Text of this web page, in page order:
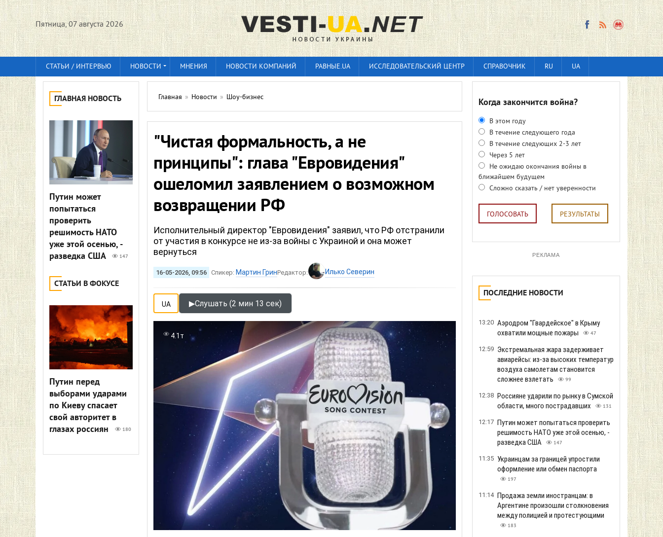
Пятница, 07 августа 2026
СТАТЬИ / ИНТЕРВЬЮ НОВОСТИ МНЕНИЯ НОВОСТИ КОМПАНИЙ РАВНЫЕ.UA ИССЛЕДОВАТЕЛЬСКИЙ ЦЕНТР СПРАВОЧНИК RU UA
ГЛАВНАЯ НОВОСТЬ
Путин может
попытаться
проверить
решимость НАТО
уже этой осенью, -
разведка США
147
СТАТЬИ В ФОКУСЕ
Путин перед
выборами ударами
по Киеву спасает
свой авторитет в
глазах россиян
180
Главная » Новости » Шоу-бизнес
"Чистая формальность, а не
принципы": глава "Евровидения"
ошеломил заявлением о возможном
возвращении РФ
Исполнительный директор "Евровидения" заявил, что РФ отстранили
от участия в конкурсе не из-за войны с Украиной и она может
вернуться
16-05-2026, 09:56 Спикер: Мартин ГринРедактор: Илько Северин
UA ▶Слушать (2 мин 13 сек)
4.1т
Когда закончится война?
В этом году
В течение следующего года
В течение следующих 2-3 лет
Через 5 лет
Не ожидаю окончания войны в
ближайшем будущем
Сложно сказать / нет уверенности
ГОЛОСОВАТЬ РЕЗУЛЬТАТЫ
РЕКЛАМА
ПОСЛЕДНИЕ НОВОСТИ
13:20 Аэродром "Гвардейское" в Крыму
охватили мощные пожары
47
12:59 Экстремальная жара задерживает
авиарейсы: из-за высоких температур
воздуха самолетам становится
сложнее взлетать
99
12:38 Россияне ударили по рынку в Сумской
области, много пострадавших
131
12:17 Путин может попытаться проверить
решимость НАТО уже этой осенью, -
разведка США
147
11:35 Украинцам за границей упростили
оформление или обмен паспорта
197
11:14 Продажа земли иностранцам: в
Аргентине произошли столкновения
между полицией и протестующими
183